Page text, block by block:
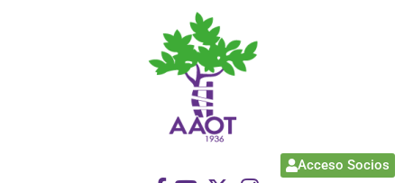
Acceso Socios